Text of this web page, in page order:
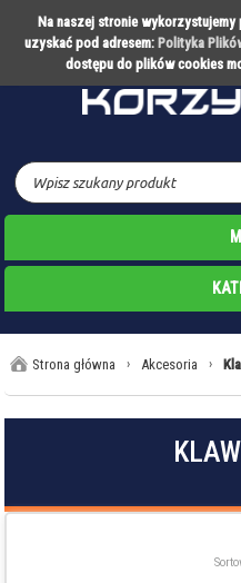
Na naszej stronie
uzyskać pod adresem: Polityka
dostępu do plików cookies
Partner
Strona główna › Akcesoria ›